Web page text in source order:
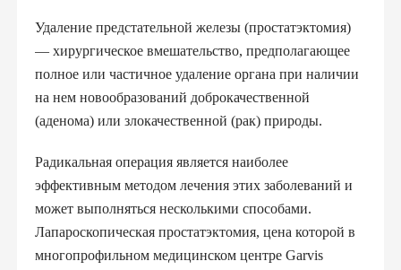
Удаление предстательной железы (простатэктомия)
— хирургическое вмешательство, предполагающее
полное или частичное удаление органа при наличии
на нем новообразований доброкачественной
(аденома) или злокачественной (рак) природы.
Радикальная операция является наиболее
эффективным методом лечения этих заболеваний и
может выполняться несколькими способами.
Лапароскопическая простатэктомия, цена которой в
многопрофильном медицинском центре Garvis